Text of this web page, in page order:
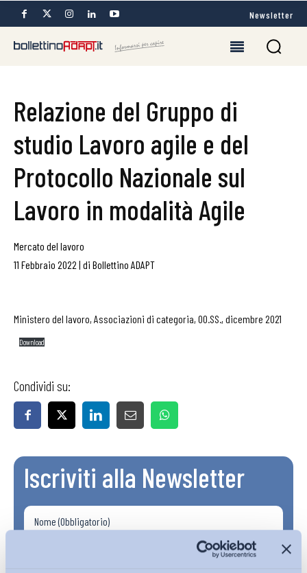
Newsletter
Relazione del Gruppo di
studio Lavoro agile e del
Protocollo Nazionale sul
Lavoro in modalità Agile
Mercato del lavoro
11 Febbraio 2022 | di Bollettino ADAPT
Ministero del lavoro, Associazioni di categoria, OO.SS., dicembre 2021
Download
Condividi su:
Iscriviti alla Newsletter